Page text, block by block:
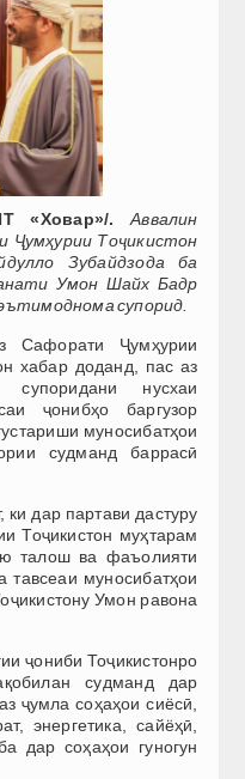
«Ховар»/.
Аввалин
Ҷумҳурии Тоҷикистон
Зубайдзода ба
Умон Шайх Бадр
супорид.
Ҷумҳурии
хабар доданд, пас аз
нусхаи
ҷонибҳо баргузор
муносибатҳои
судманд баррасӣ
дар партави дастуру
Тоҷикистон муҳтарам
талош ва фаъолияти
тавсеаи муносибатҳои
Умон равона
ҷониби Тоҷикистонро
судманд дар
ҷумла соҳаҳои сиёсӣ,
энергетика, сайёҳӣ,
дар соҳаҳои гуногун